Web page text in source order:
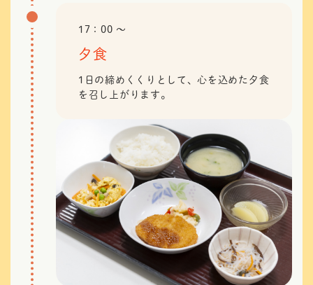
17：00 〜
夕食
1日の締めくくりとして、心を込めた夕食
を召し上がります。